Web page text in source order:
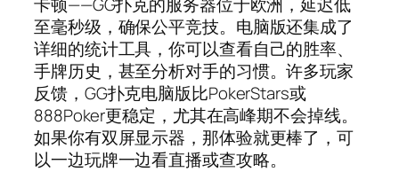
至毫秒级，确保公平竞技。电脑版还集成了
详细的统计工具，你可以查看自己的胜率、
手牌历史，甚至分析对手的习惯。许多玩家
反馈，GG扑克电脑版比PokerStars或
888Poker更稳定，尤其在高峰期不会掉线。
如果你有双屏显示器，那体验就更棒了，可
以一边玩牌一边看直播或查攻略。